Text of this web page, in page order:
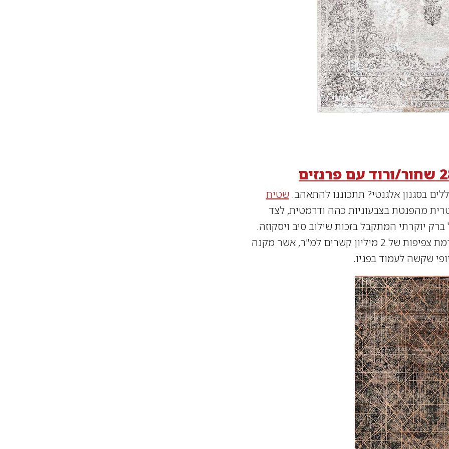
בסגנון אלגנטי? תתכוננו להתאהב. שטיח
מהפנטת בצבעוניות כהה ודרמטית, לצד
יוקרתי המתקבל בזכות שילוב סיב ויסקוזה.
מדובר בשטיח איכותי במיוחד, המיוצר ברמת צפיפות של 2 מיליון קשרים למ"ר, אשר מקנה
שקשה לעמוד בפניו.